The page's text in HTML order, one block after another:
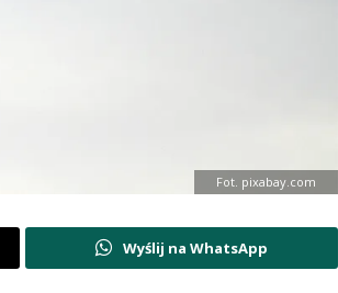
Fot. pixabay.com
Wyślij na WhatsApp